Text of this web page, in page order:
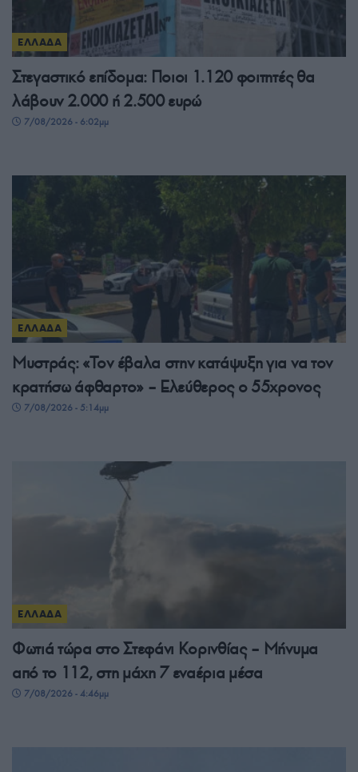
ΕΛΛΑΔΑ
Στεγαστικό επίδομα: Ποιοι 1.120 φοιτητές θα
λάβουν 2.000 ή 2.500 ευρώ
7/08/2026 - 6:02μμ
ΕΛΛΑΔΑ
Μυστράς: «Τον έβαλα στην κατάψυξη για να τον
κρατήσω άφθαρτο» – Ελεύθερος ο 55χρονος
7/08/2026 - 5:14μμ
ΕΛΛΑΔΑ
Φωτιά τώρα στο Στεφάνι Κορινθίας – Μήνυμα
από το 112, στη μάχη 7 εναέρια μέσα
7/08/2026 - 4:46μμ